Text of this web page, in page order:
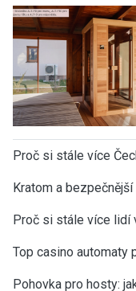
Proč si stále více
Kratom a
Proč si stále více lidí
Top casino automaty
Pohovka pro hosty: